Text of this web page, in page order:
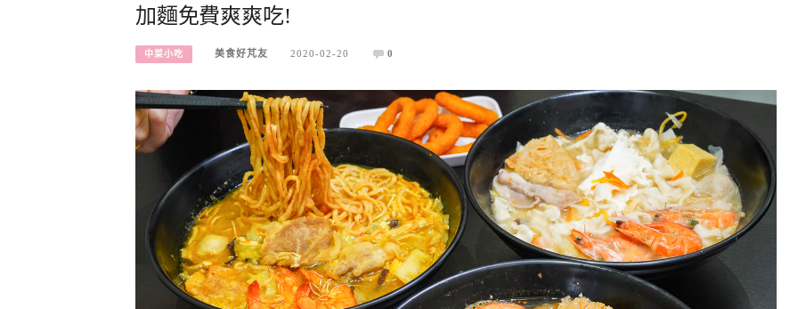
加麵免費爽爽吃!
中菜小吃 美食好芃友 2020-02-20 0